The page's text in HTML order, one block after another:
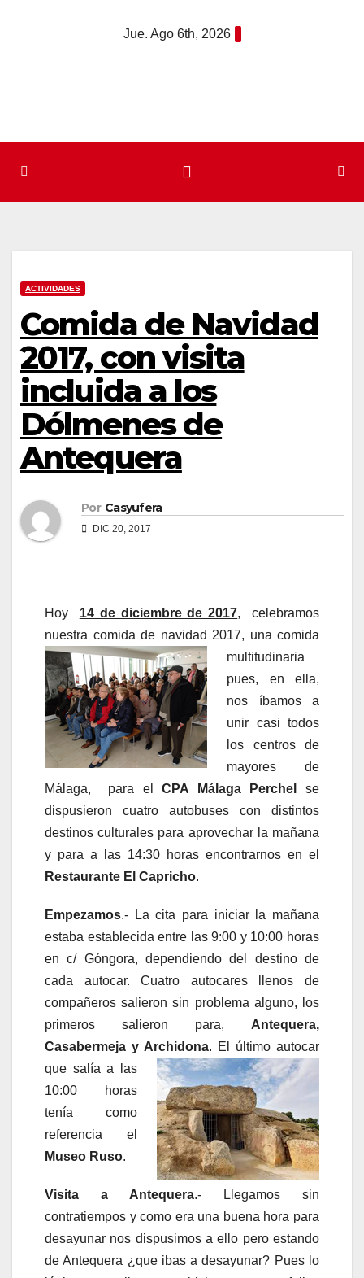
Jue. Ago 6th, 2026
ACTIVIDADES
Comida de Navidad
2017, con visita
incluida a los
Dólmenes de
Antequera
Por Casyufera
DIC 20, 2017
Hoy 14 de diciembre de 2017, celebramos
nuestra comida de navidad 2017, una comida
multitudinaria
pues, en ella,
nos íbamos a
unir casi todos
los centros de
mayores de
Málaga, para elCPA Málaga Perchel
se
dispusieron cuatro autobuses con distintos
destinos culturales para aprovechar la mañana
y para a las 14:30 horas encontrarnos en el
Restaurante El Capricho.
Empezamos.- La cita para iniciar la mañana
estaba establecida entre las 9:00 y 10:00 horas
en c/ Góngora, dependiendo del destino de
cada autocar. Cuatro autocares llenos de
compañeros salieron sin problema alguno, los
primeros salieron para, Antequera,
Casabermeja y Archidona. El último autocar
que salía a las
10:00 horas
tenía como
referencia el
Museo Ruso.
Visita a Antequera.- Llegamos sin
contratiempos y como era una buena hora para
desayunar nos dispusimos a ello pero estando
de Antequera ¿que ibas a desayunar? Pues lo